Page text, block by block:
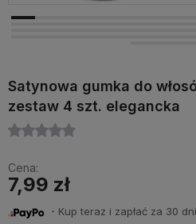
Satynowa gumka do
zestaw 4 szt. elegancka
Cena:
7,99 zł
・Kup teraz i zapłać za 30 dni